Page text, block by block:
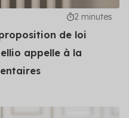
2 minutes
de loi
appelle à la